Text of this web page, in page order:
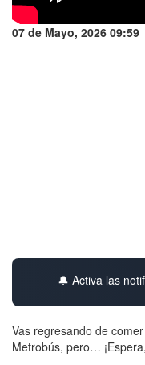
07 de Mayo, 2026 09:59
🔔 Activa las
Vas regresando de
Metrobús, pero…